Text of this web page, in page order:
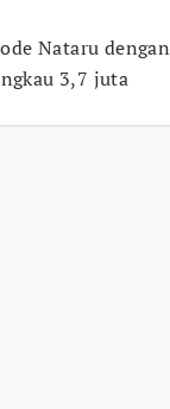
Nataru dengan
3,7 juta